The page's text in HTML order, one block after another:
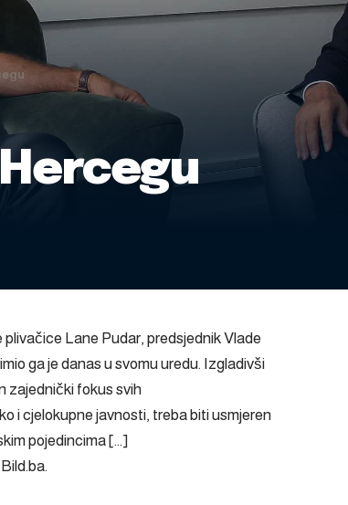
Lane Pudar, predsjednik Vlade
ga je danas u svomu uredu. Izgladivši
zajednički fokus svih
i cjelokupne javnosti, treba biti usmjeren
pojedincima […]
Bild.ba.